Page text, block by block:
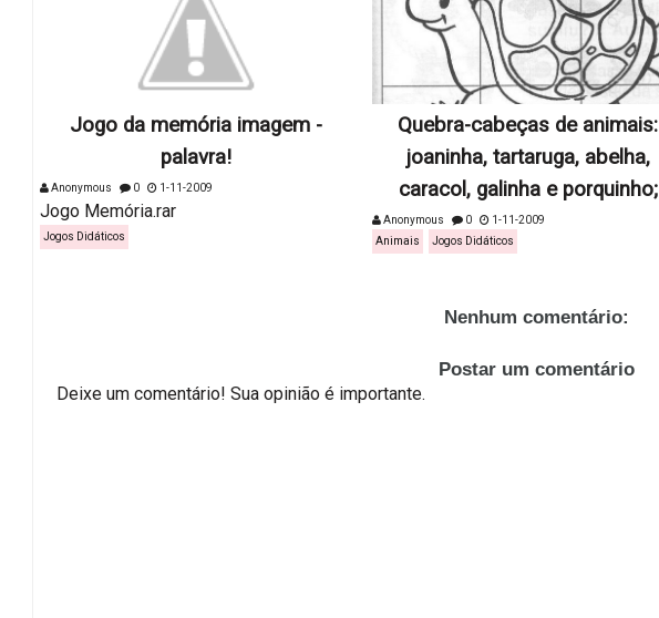
Jogo da memória imagem -
palavra!
Anonymous 0 1-11-2009
Jogo Memória.rar
Jogos Didáticos
Quebra-cabeças de animais:
joaninha, tartaruga, abelha,
caracol, galinha e porquinho;
Anonymous 0
1-11-2009
Animais
Jogos Didáticos
Nenhum comentário:
Postar um comentário
Deixe um comentário! Sua opinião é importante.